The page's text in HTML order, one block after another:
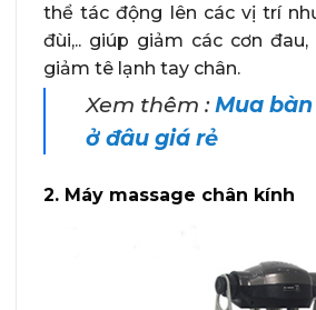
thể tác động lên các vị trí
đùi,.. giúp giảm các cơn
giảm tê lạnh tay chân.
Xem thêm :Mua
ở đâu giá rẻ
2. Máy massage chân kính